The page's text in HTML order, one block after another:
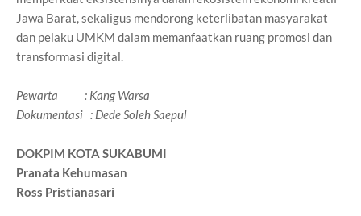
Jawa Barat, sekaligus mendorong keterlibatan masyarakat
dan pelaku UMKM dalam memanfaatkan ruang promosi dan
transformasi digital.
Pewarta : Kang Warsa
Dokumentasi : Dede Soleh Saepul
DOKPIM KOTA SUKABUMI
Pranata Kehumasan
Ross Pristianasari